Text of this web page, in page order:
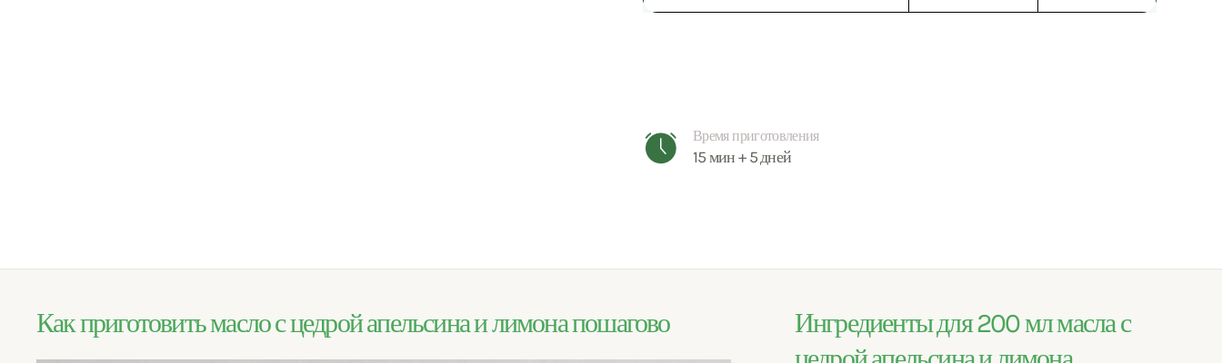
Время приготовления
15 мин + 5 дней
Ингредиенты для 200 мл масла с
Как приготовить масло с цедрой апельсина и лимона пошагово